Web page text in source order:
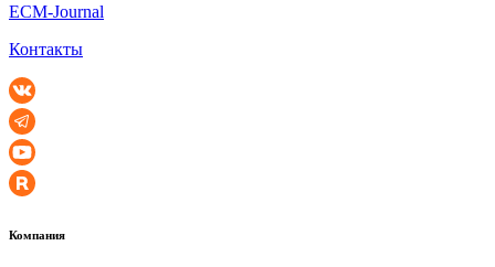
ECM-Journal
Контакты
Компания